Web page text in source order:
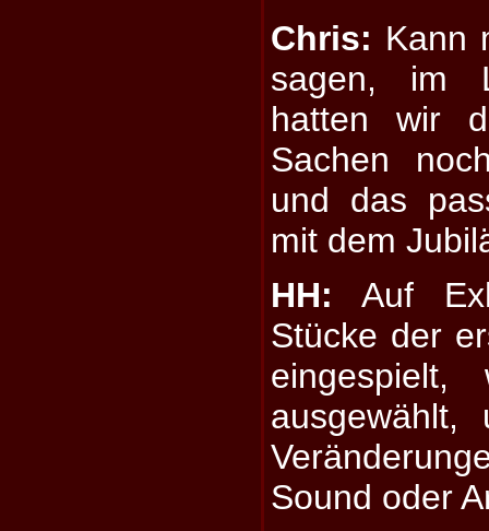
Chris: Kann
sagen, im
hatten wir
Sachen
und das
mit dem
HH: Auf
Stücke der
Sound oder